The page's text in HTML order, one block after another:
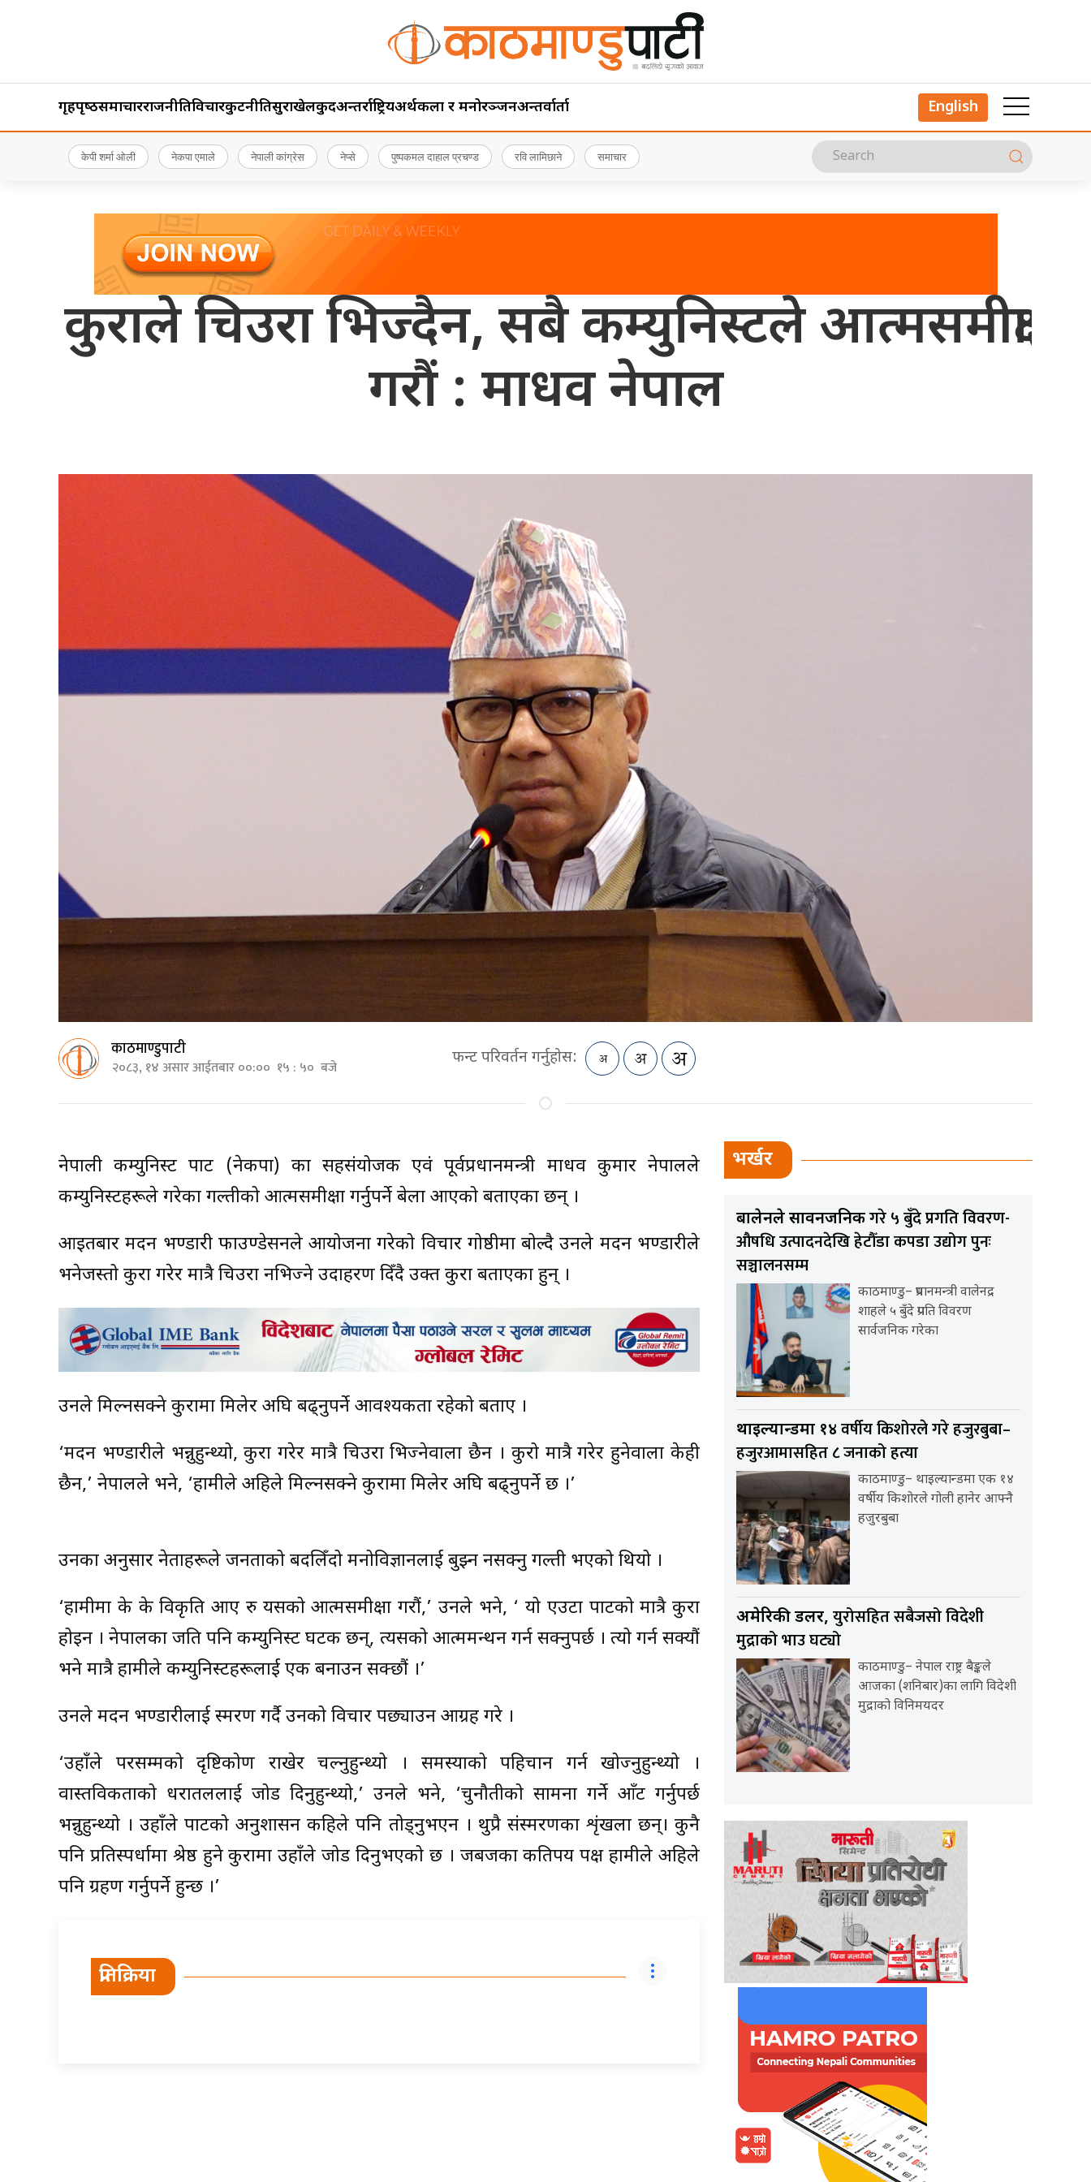
गृहपृष्‍ठसमाचारराजनीतिविचारकुटनीतिसुरक्षाखेलकुदअन्तर्राष्ट्रियअर्थकला र मनोरञ्जनअन्तर्वार्ता English
केपी शर्मा ओली नेकपा एमाले नेपाली कांग्रेस नेप्से पुष्पकमल दाहाल प्रचण्ड रवि लामिछाने समाचार
कुराले चिउरा भिज्दैन, सबै कम्युनिस्टले आत्मसमीक्षा
गरौं : माधव नेपाल
काठमाण्डुपाटी
२०८३, १४ असार आईतबार ००:०० १५ : ५० बजे फन्ट परिवर्तन गर्नुहोस:
नेपाली कम्युनिस्ट पार्टी (नेकपा) का सहसंयोजक एवं पूर्वप्रधानमन्त्री माधव कुमार नेपालले
कम्युनिस्टहरूले गरेका गल्तीको आत्मसमीक्षा गर्नुपर्ने बेला आएको बताएका छन् ।
आइतबार मदन भण्डारी फाउण्डेसनले आयोजना गरेको विचार गोष्ठीमा बोल्दै उनले मदन भण्डारीले
भनेजस्तो कुरा गरेर मात्रै चिउरा नभिज्ने उदाहरण दिँदै उक्त कुरा बताएका हुन् ।
उनले मिल्नसक्ने कुरामा मिलेर अघि बढ्नुपर्ने आवश्यकता रहेको बताए ।
‘मदन भण्डारीले भन्नुहुन्थ्यो, कुरा गरेर मात्रै चिउरा भिज्नेवाला छैन । कुरो मात्रै गरेर हुनेवाला केही
छैन,’ नेपालले भने, ‘हामीले अहिले मिल्नसक्ने कुरामा मिलेर अघि बढ्नुपर्ने छ ।’
उनका अनुसार नेताहरूले जनताको बदलिँदो मनोविज्ञानलाई बुझ्न नसक्नु गल्ती भएको थियो ।
‘हामीमा के के विकृति आए रु यसको आत्मसमीक्षा गरौं,’ उनले भने, ‘ यो एउटा पार्टीको मात्रै कुरा
होइन । नेपालका जति पनि कम्युनिस्ट घटक छन्, त्यसको आत्ममन्थन गर्न सक्नुपर्छ । त्यो गर्न सक्यौं
भने मात्रै हामीले कम्युनिस्टहरूलाई एक बनाउन सक्छौं ।’
उनले मदन भण्डारीलाई स्मरण गर्दै उनको विचार पछ्याउन आग्रह गरे ।
‘उहाँले परसम्मको दृष्टिकोण राखेर चल्नुहुन्थ्यो । समस्याको पहिचान गर्न खोज्नुहुन्थ्यो ।
वास्तविकताको धरातललाई जोड दिनुहुन्थ्यो,’ उनले भने, ‘चुनौतीको सामना गर्ने आँट गर्नुपर्छ
भन्नुहुन्थ्यो । उहाँले पार्टीको अनुशासन कहिले पनि तोड्नुभएन । थुप्रै संस्मरणका शृंखला छन्। कुनै
पनि प्रतिस्पर्धामा श्रेष्ठ हुने कुरामा उहाँले जोड दिनुभएको छ । जबजका कतिपय पक्ष हामीले अहिले
पनि ग्रहण गर्नुपर्ने हुन्छ ।’
प्रतिक्रिया
भर्खर
बालेनले सार्वनजनिकगरे ५ बुँदे प्रगति विवरण-
औषधि उत्पादनदेखि हेटौँडा कपडा उद्योग पुनः
सञ्चालनसम्म
काठमाण्डु– प्रधानमन्त्री वालेनद्र
शाहले ५ बुँदे प्रगति विवरण
सार्वजनिक गरेका
थाइल्यान्डमा १४ वर्षीय किशोरले गरे हजुरबुबा–
हजुरआमासहित ८ जनाको हत्या
काठमाण्डु– थाइल्यान्डमा एक १४
वर्षीय किशोरले गोली हानेर आफ्नै
हजुरबुबा
अमेरिकी डलर, युरोसहित सबैजसो विदेशी
मुद्राको भाउ घट्यो
काठमाण्डु– नेपाल राष्ट्र बैङ्कले
आजका (शनिबार)का लागि विदेशी
मुद्राको विनिमयदर